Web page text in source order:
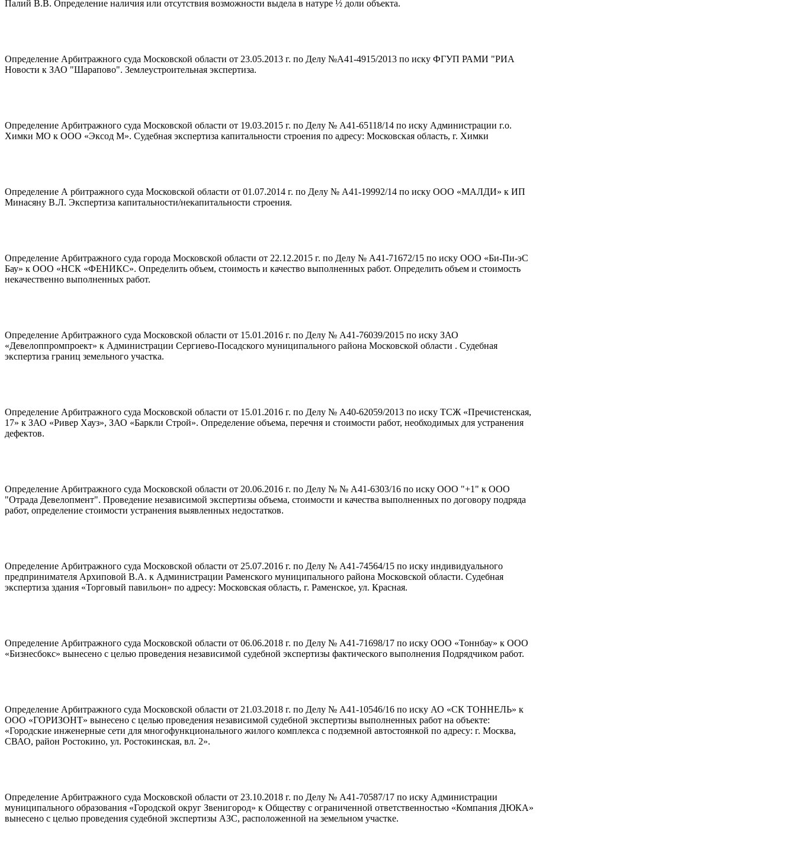
Палий В.В. Определение наличия или отсутствия возможности выдела в натуре ½ доли объекта.
Определение Арбитражного суда Московской области от 23.05.2013 г. по Делу №А41-4915/2013 по иску ФГУП РАМИ "РИА
Новости к ЗАО "Шарапово". Землеустроительная экспертиза.
Определение Арбитражного суда Московской области от 19.03.2015 г. по Делу № А41-65118/14 по иску Администрации г.о.
Химки МО к ООО «Эксод М». Судебная экспертиза капитальности строения по адресу: Московская область, г. Химки
Определение А рбитражного суда Московской области от 01.07.2014 г. по Делу № А41-19992/14 по иску ООО «МАЛДИ» к ИП
Минасяну В.Л. Экспертиза капитальности/некапитальности строения.
Определение Арбитражного суда города Московской области от 22.12.2015 г. по Делу № А41-71672/15 по иску ООО «Би-Пи-эС
Бау» к ООО «НСК «ФЕНИКС». Определить объем, стоимость и качество выполненных работ. Определить объем и стоимость
некачественно выполненных работ.
Определение Арбитражного суда Московской области от 15.01.2016 г. по Делу № А41-76039/2015 по иску ЗАО
«Девелоппромпроект» к Администрации Сергиево-Посадского муниципального района Московской области . Судебная
экспертиза границ земельного участка.
Определение Арбитражного суда Московской области от 15.01.2016 г. по Делу № А40-62059/2013 по иску ТСЖ «Пречистенская,
17» к ЗАО «Ривер Хауз», ЗАО «Баркли Строй». Определение объема, перечня и стоимости работ, необходимых для устранения
дефектов.
Определение Арбитражного суда Московской области от 20.06.2016 г. по Делу № № А41-6303/16 по иску ООО "+1" к ООО
"Отрада Девелопмент". Проведение независимой экспертизы объема, стоимости и качества выполненных по договору подряда
работ, определение стоимости устранения выявленных недостатков.
Определение Арбитражного суда Московской области от 25.07.2016 г. по Делу № А41-74564/15 по иску индивидуального
предпринимателя Архиповой В.А. к Администрации Раменского муниципального района Московской области. Судебная
экспертиза здания «Торговый павильон» по адресу: Московская область, г. Раменское, ул. Красная.
Определение Арбитражного суда Московской области от 06.06.2018 г. по Делу № А41-71698/17 по иску ООО «Тоннбау» к ООО
«Бизнесбокс» вынесено с целью проведения независимой судебной экспертизы фактического выполнения Подрядчиком работ.
Определение Арбитражного суда Московской области от 21.03.2018 г. по Делу № А41-10546/16 по иску АО «СК ТОННЕЛЬ» к
ООО «ГОРИЗОНТ» вынесено с целью проведения независимой судебной экспертизы выполненных работ на объекте:
«Городские инженерные сети для многофункционального жилого комплекса с подземной автостоянкой по адресу: г. Москва,
СВАО, район Ростокино, ул. Ростокинская, вл. 2».
Определение Арбитражного суда Московской области от 23.10.2018 г. по Делу № А41-70587/17 по иску Администрации
муниципального образования «Городской округ Звенигород» к Обществу с ограниченной ответственностью «Компания ДЮКА»
вынесено с целью проведения судебной экспертизы АЗС, расположенной на земельном участке.